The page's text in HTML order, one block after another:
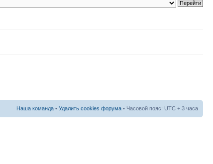
Наша команда • Удалить cookies форума • Часовой пояс: UTC + 3 часа